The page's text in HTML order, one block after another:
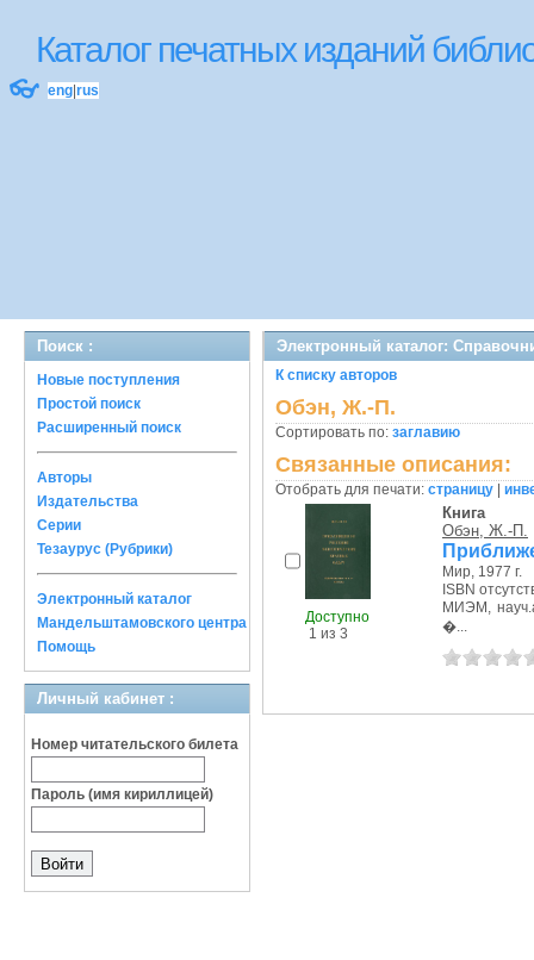
Каталог печатных изданий
👓 eng rus
Поиск :
Новые поступления
Простой поиск
Расширенный поиск
Авторы
Издательства
Серии
Тезаурус (Рубрики)
Электронный каталог
Мандельштамовского центра
Помощь
Личный кабинет :
Номер читательского билета
Пароль (имя кириллицей)
Электронный каталог:
К списку авторов
Обэн, Ж.-П.
Сортировать по: заглавию
Связанные описания:
Отобрать для печати: страницу
Доступно
1 из 3
Книга
Обэн, Ж.-П.
Мир, 1977 г.
ISBN
МИЭМ,
�...